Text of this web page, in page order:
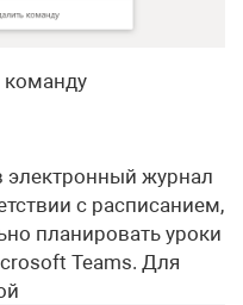
команду
электронный журнал
с расписанием,
планировать уроки
Teams. Для